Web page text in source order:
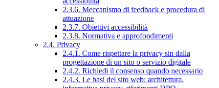
2.3.6. Meccanismo di feedback e procedura di
attuazione
2.3.7. Obiettivi accessibilità
2.3.8. Normativa e approfondimenti
2.4. Privacy
2.4.1. Come rispettare la privacy sin dalla
progettazione di un sito o servizio digitale
2.4.2. Richiedi il consenso quando necessario
2.4.3. Le basi del sito web: architettura,